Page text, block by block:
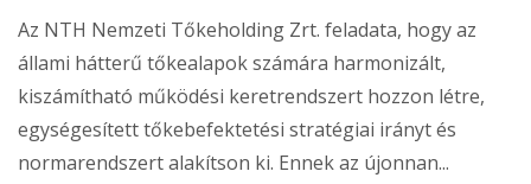
Az NTH Nemzeti Tőkeholding Zrt. feladata, hogy az
állami hátterű tőkealapok számára harmonizált,
kiszámítható működési keretrendszert hozzon létre,
egységesített tőkebefektetési stratégiai irányt és
normarendszert alakítson ki. Ennek az újonnan...